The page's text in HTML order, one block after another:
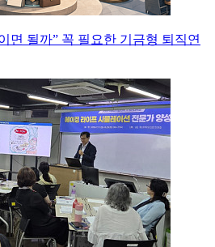
면 될까” 꼭 필요한 기금형 퇴직연